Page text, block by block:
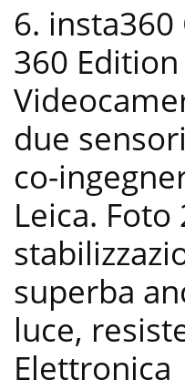
6. insta360
360 Edition
due
co-
Leica. Foto
superba
luce,
Elettronica